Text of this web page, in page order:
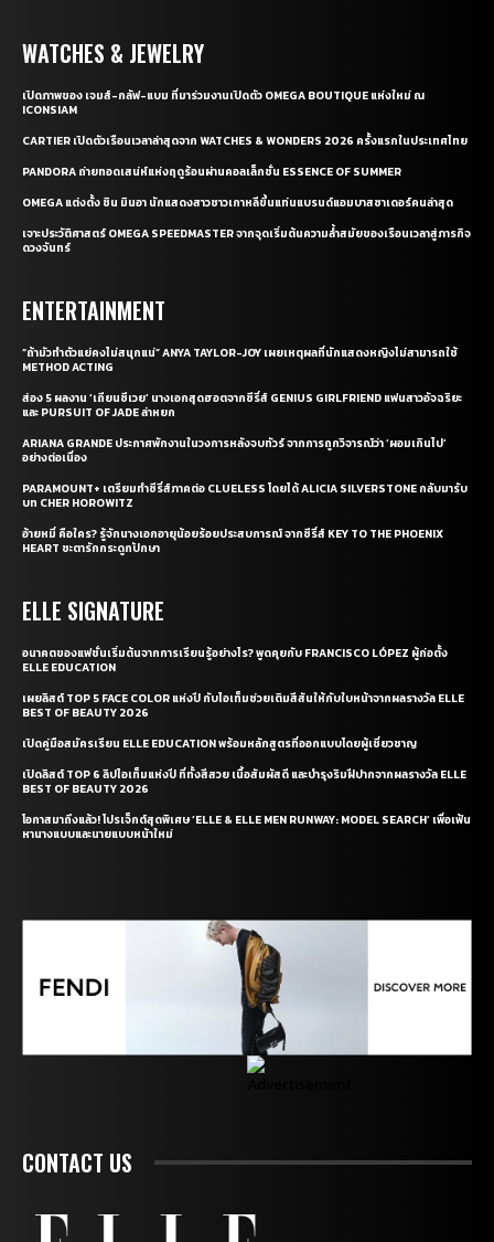
WATCHES & JEWELRY
เปิดภาพของ เจมส์-กลัฟ-แบม ที่มาร่วมงานเปิดตัว OMEGA BOUTIQUE แห่งใหม่ ณ
ICONSIAM
CARTIER เปิดตัวเรือนเวลาล่าสุดจาก WATCHES & WONDERS 2026 ครั้งแรกในประเทศไทย
PANDORA ถ่ายทอดเสน่ห์แห่งฤดูร้อนผ่านคอลเล็กชั่น ESSENCE OF SUMMER
OMEGA แต่งตั้ง ชิน มินอา นักแสดงสาวชาวเกาหลีขึ้นแท่นแบรนด์แอมบาสซาเดอร์คนล่าสุด
เจาะประวัติศาสตร์ OMEGA SPEEDMASTER จากจุดเริ่มต้นความล้ำสมัยของเรือนเวลาสู่ภารกิจ
ดวงจันทร์
ENTERTAINMENT
“ถ้ามัวทำตัวแย่คงไม่สนุกแน่” ANYA TAYLOR-JOY เผยเหตุผลที่นักแสดงหญิงไม่สามารถใช้
METHOD ACTING
ส่อง 5 ผลงาน ‘เถียนซีเวย’ นางเอกสุดฮอตจากซีรี่ส์ GENIUS GIRLFRIEND แฟนสาวอัจฉริยะ
และ PURSUIT OF JADE ล่าหยก
ARIANA GRANDE ประกาศพักงานในวงการหลังจบทัวร์ จากการถูกวิจารณ์ว่า ‘ผอมเกินไป’
อย่างต่อเนื่อง
PARAMOUNT+ เตรียมทำซีรี่ส์ภาคต่อ CLUELESS โดยได้ ALICIA SILVERSTONE กลับมารับ
บท CHER HOROWITZ
อ้ายหมี่ คือใคร? รู้จักนางเอกอายุน้อยร้อยประสบการณ์ จากซีรี่ส์ KEY TO THE PHOENIX
HEART ชะตารักกระดูกปักษา
ELLE SIGNATURE
อนาคตของแฟชั่นเริ่มต้นจากการเรียนรู้อย่างไร? พูดคุยกับ FRANCISCO LÓPEZ ผู้ก่อตั้ง
ELLE EDUCATION
เผยลิสต์ TOP 5 FACE COLOR แห่งปี กับไอเท็มช่วยเติมสีสันให้กับใบหน้าจากผลรางวัล ELLE
BEST OF BEAUTY 2026
เปิดคู่มือสมัครเรียน ELLE EDUCATION พร้อมหลักสูตรที่ออกแบบโดยผู้เชี่ยวชาญ
เปิดลิสต์ TOP 6 ลิปไอเท็มแห่งปี ที่ทั้งสีสวย เนื้อสัมผัสดี และบำรุงริมฝีปากจากผลรางวัล ELLE
BEST OF BEAUTY 2026
โอกาสมาถึงแล้ว! โปรเจ็กต์สุดพิเศษ ‘ELLE & ELLE MEN RUNWAY: MODEL SEARCH’ เพื่อเฟ้น
หานางแบบและนายแบบหน้าใหม่
CONTACT US